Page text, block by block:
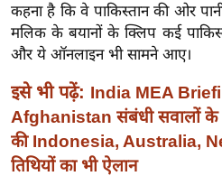
श
ख्सि
य
त
यं
ग
इं
कहना है कि वे पाकिस्तान की ओर
मलिक के बयानों के क्लिप कई
और ये ऑनलाइन भी सामने आए।
इसे भी पढ़ें: India MEA
Afghanistan संबंधी सवालों के
की Indonesia, Australia,
तिथियों का भी ऐलान